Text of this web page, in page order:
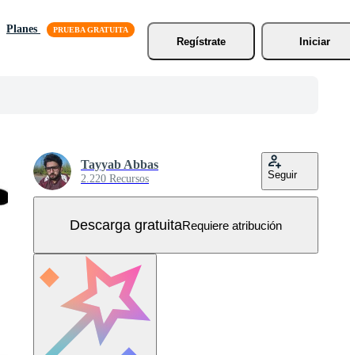
Planes
Regístrate
Iniciar
Tayyab Abbas
2.220 Recursos Seguir
Descarga gratuitaRequiere atribución